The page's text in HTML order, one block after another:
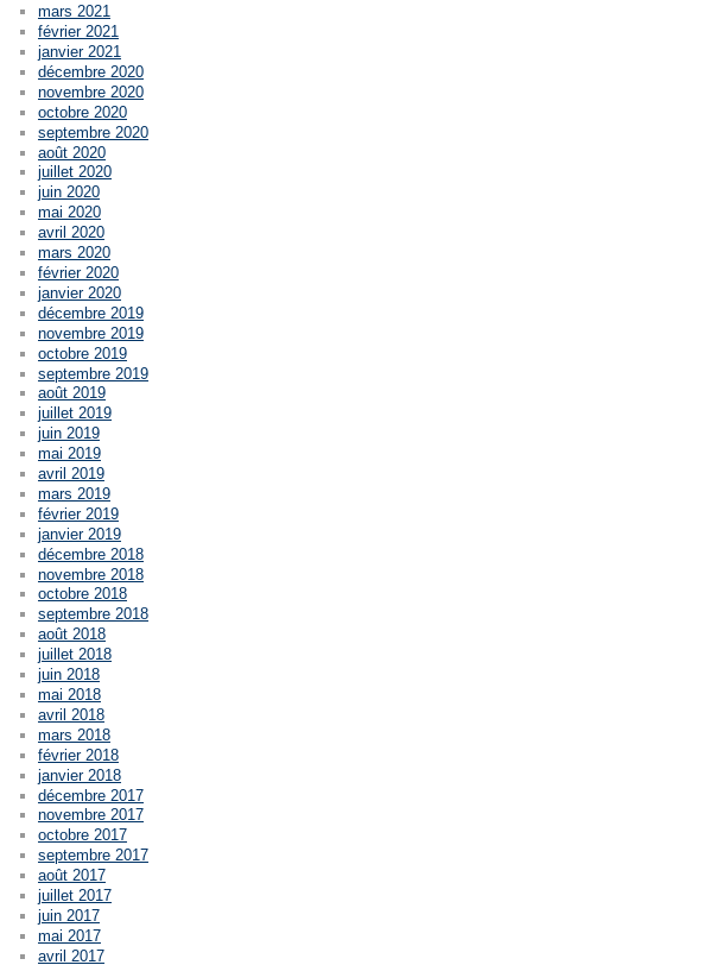
mars 2021
février 2021
janvier 2021
décembre 2020
novembre 2020
octobre 2020
septembre 2020
août 2020
juillet 2020
juin 2020
mai 2020
avril 2020
mars 2020
février 2020
janvier 2020
décembre 2019
novembre 2019
octobre 2019
septembre 2019
août 2019
juillet 2019
juin 2019
mai 2019
avril 2019
mars 2019
février 2019
janvier 2019
décembre 2018
novembre 2018
octobre 2018
septembre 2018
août 2018
juillet 2018
juin 2018
mai 2018
avril 2018
mars 2018
février 2018
janvier 2018
décembre 2017
novembre 2017
octobre 2017
septembre 2017
août 2017
juillet 2017
juin 2017
mai 2017
avril 2017